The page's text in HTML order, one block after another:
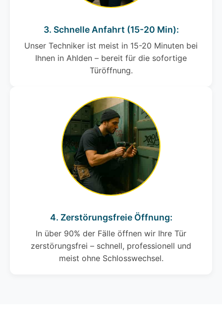
3. Schnelle Anfahrt (15-20 Min):
Unser Techniker ist meist in 15-20 Minuten bei
Ihnen in Ahlden – bereit für die sofortige
Türöffnung.
4. Zerstörungsfreie Öffnung:
In über 90% der Fälle öffnen wir Ihre Tür
zerstörungsfrei – schnell, professionell und
meist ohne Schlosswechsel.